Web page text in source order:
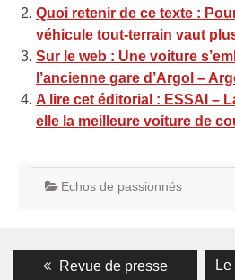
Quoi retenir de ce texte :
véhicule tout-terrain vaut
Sur le web : Une voiture
l’ancienne gare d’Argol –
A lire cet éditorial : ESSAI –
elle la meilleure voiture de
Echos de passionnés
Navigation
Previous
Revue de presse